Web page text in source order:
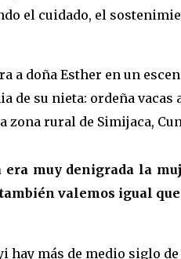
el cuidado, el
a doña Esther en un
de su nieta: ordeña
zona rural de Simijaca,
era muy denigrada la
valemos igual
hay más de medio siglo